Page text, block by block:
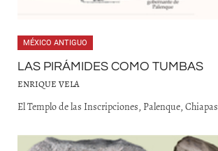
MÉXICO ANTIGUO
LAS PIRÁMIDES COMO TUMBAS
ENRIQUE VELA
El Templo de las Inscripciones, Palenque, Chiapas